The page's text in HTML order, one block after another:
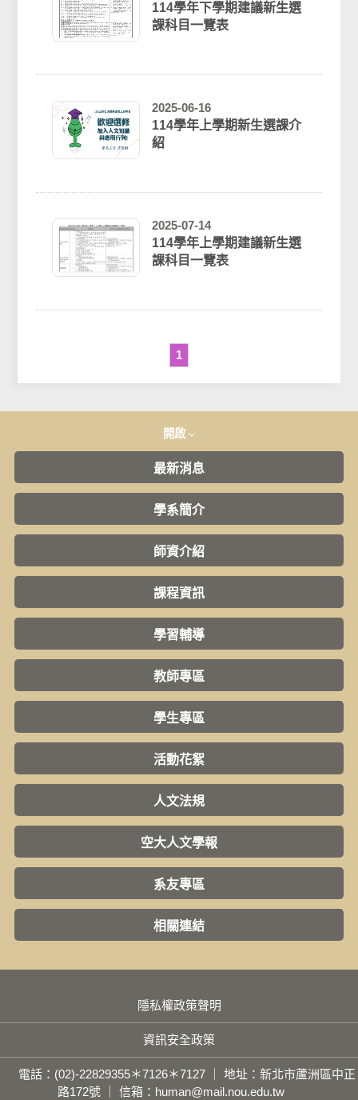
114學年下學期建議新生選
課科目一覽表
2025-06-16
114學年上學期新生選課介
紹
2025-07-14
114學年上學期建議新生選
課科目一覽表
1
開啟
最新消息
學系簡介
師資介紹
課程資訊
學習輔導
教師專區
學生專區
活動花絮
人文法規
空大人文學報
系友專區
相關連結
隱私權政策聲明
資訊安全政策
電話：(02)-22829355＊7126＊7127 ｜ 地址：新北市蘆洲區中正
路172號 ｜ 信箱：human@mail.nou.edu.tw